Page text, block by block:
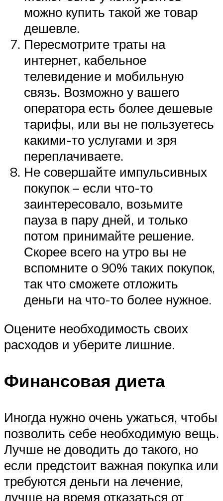
можно купить такой же товар
дешевле.
Пересмотрите траты на
интернет, кабельное
телевидение и мобильную
связь. Возможно у вашего
оператора есть более дешевые
тарифы, или вы не пользуетесь
какими-то услугами и зря
переплачиваете.
Не совершайте импульсивных
покупок – если что-то
заинтересовало, возьмите
пауза в пару дней, и только
потом принимайте решение.
Скорее всего на утро вы не
вспомните о 90% таких покупок,
так что сможете отложить
деньги на что-то более нужное.
Оцените необходимость своих
расходов и уберите лишние.
Финансовая диета
Иногда нужно очень ужаться, чтобы
позволить себе необходимую вещь.
Лучше не доводить до такого, но
если предстоит важная покупка или
требуются деньги на лечение,
лучше на время отказаться от